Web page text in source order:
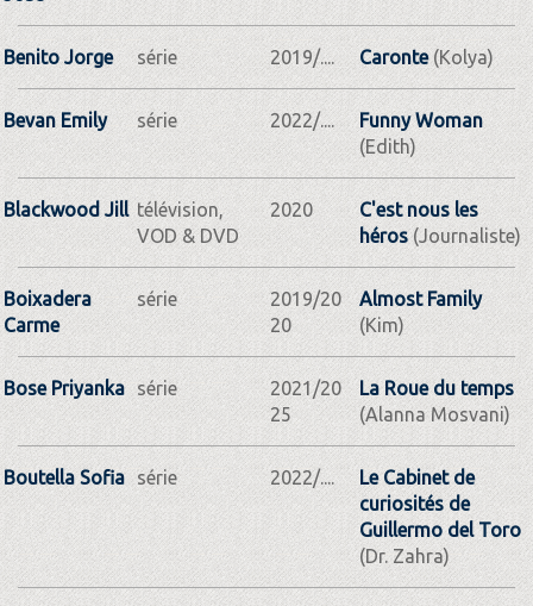
Benito Jorge série 2019/.... Caronte(Kolya)
Bevan Emily série 2022/....
Funny Woman
(Edith)
Blackwood Jill télévision,
VOD & DVD
2020
C'est nous les
héros(Journaliste)
Boixadera
Carme
série
2019/20
20
Almost Family
(Kim)
Bose Priyanka série
2021/20
25
La Roue du temps
(Alanna Mosvani)
Boutella Sofia série 2022/....
Le Cabinet de
curiosités de
Guillermo del Toro
(Dr. Zahra)